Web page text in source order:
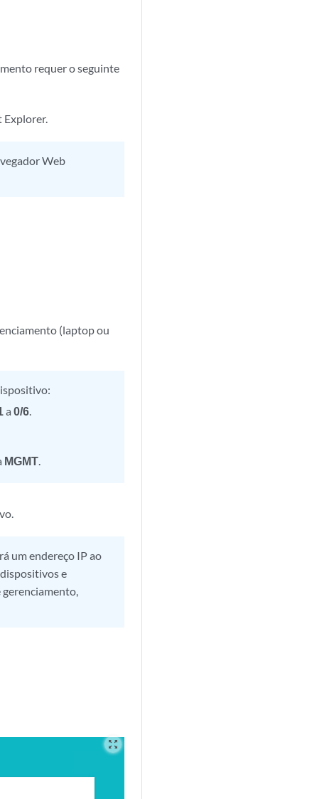
requer o seguinte
Explorer.
Web
(laptop ou
a 0/6.
MGMT.
um endereço IP ao
e
zoom_out_map